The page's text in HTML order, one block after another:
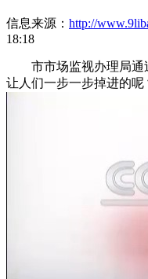
信息来源： http://
18:18
市市场监视办理局通
让人们一步一步掉进的呢